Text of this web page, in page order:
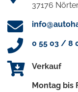
37176
0 55 03 / 8
Verkauf
Montag bis